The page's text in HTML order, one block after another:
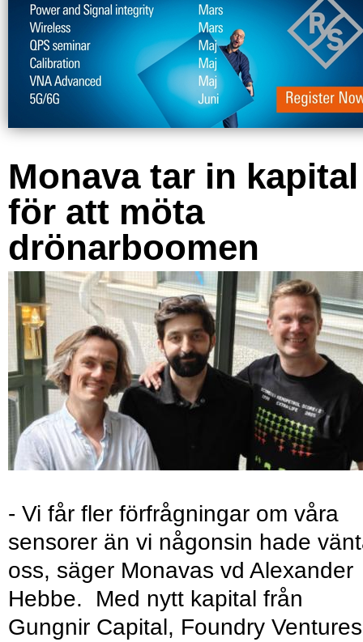
Monava tar in kapital
för att möta
drönarboomen
- Vi får fler förfrågningar om våra
sensorer än vi någonsin hade
oss, säger Monavas vd Alexander
Hebbe. Med nytt kapital från
Gungnir Capital, Foundry Ventures